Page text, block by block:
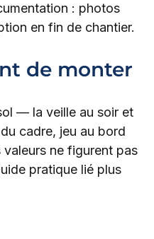
: photos
en fin de chantier.
de monter
— la veille au soir et
cadre, jeu au bord
ne figurent pas
pratique lié plus